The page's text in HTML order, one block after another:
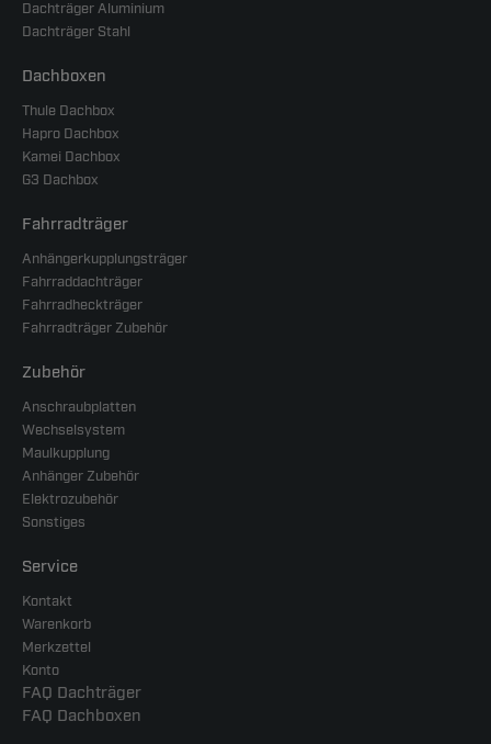
Dachträger Aluminium
Dachträger Stahl
Dachboxen
Thule Dachbox
Hapro Dachbox
Kamei Dachbox
G3 Dachbox
Fahrradträger
Anhängerkupplungsträger
Fahrraddachträger
Fahrradheckträger
Fahrradträger Zubehör
Zubehör
Anschraubplatten
Wechselsystem
Maulkupplung
Anhänger Zubehör
Elektrozubehör
Sonstiges
Service
Kontakt
Warenkorb
Merkzettel
Konto
FAQ Dachträger
FAQ Dachboxen